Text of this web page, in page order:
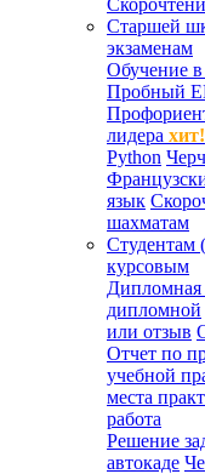
Старшей
экзаменам
Обучение
Пробный
лидера хит!
Python
язык
шахматам
Студентам
курсовым
Дипломная
дипломной
или отзыв
Отчет по
учебной
места
работа
Решение
автокаде